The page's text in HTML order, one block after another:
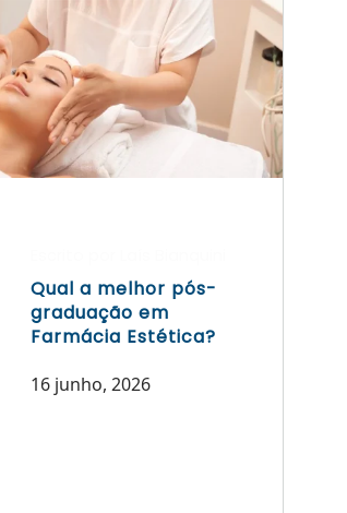
Qual a melhor pós-
graduação em
Farmácia Estética?
16 junho, 2026